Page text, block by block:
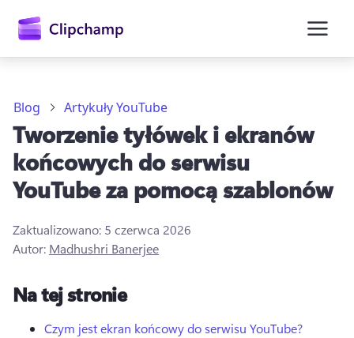
głównej
Zaloguj się
Wypróbuj bezpłatnie
Blog Artykuły YouTube
Tworzenie tyłówek i ekranów
końcowych do serwisu
YouTube za pomocą szablonów
Zaktualizowano: 5 czerwca 2026
Autor: Madhushri Banerjee
Na tej stronie
Czym jest ekran końcowy do serwisu YouTube?